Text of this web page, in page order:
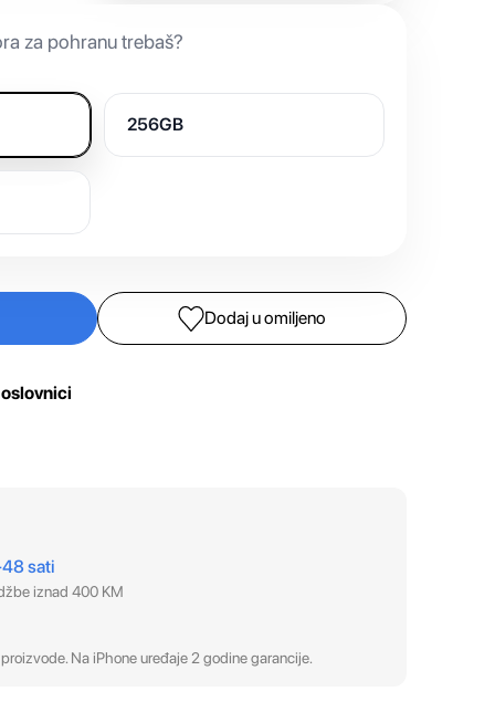
za pohranu trebaš?
256GB
Dodaj u omiljeno
sati
iznad 400 KM
Na iPhone uređaje 2 godine garancije.